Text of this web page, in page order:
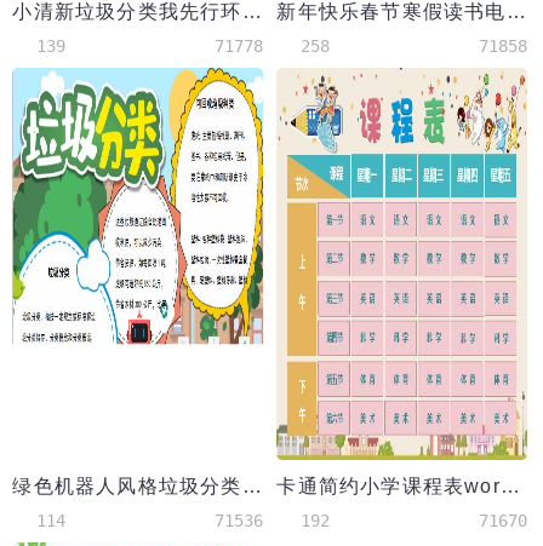
小清新垃圾分类我先行环保公益手抄报模板
139 71778
新年快乐春节寒假读书电子小报Word模板
258 71858
绿色机器人风格垃圾分类小报word手抄报
114 71536
卡通简约小学课程表word小报手抄报模板
192 71670